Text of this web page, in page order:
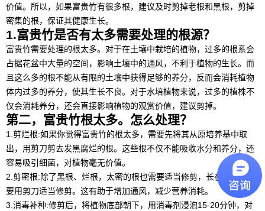
价值。所以，如果富贵竹有很多根，建议及时剪掉老根和黑根，剪掉
密集的根，保证其健康生长。
1.富贵竹是否有太多需要处理的根源？
富贵竹需要处理的根太多。对于在土壤中栽培的植物，过多的根系会
占据花盆中大量的空间，影响土壤中的通风，不利于植物的生长。而
且这么多的根不能从有限的土壤中获得足够的养分，反而会消耗植物
体内过多的养分，使其生长不良。对于水培植物来说，过多的植株不
仅会消耗养分，还会直接影响植物的观赏价值，建议剪掉。
第二，富贵竹根太多。怎么处理？
1.剪烂根:如果你觉得富贵竹的根太多，需要先将其从原培养基中取
出，用剪刀剪去发黑腐烂的根。这些根不仅不能吸收水分和养分，还
容易吸引细菌，对植物毫无价值。
2.剪密根:除了黑根、烂根，太密的根也需要适当修剪，长在一起的根
要用剪刀适当修剪。这有助于增加通风，减少营养消耗。
3.消毒补种:修剪后，将植物底部朝下，用消毒剂浸泡15-20分钟，对